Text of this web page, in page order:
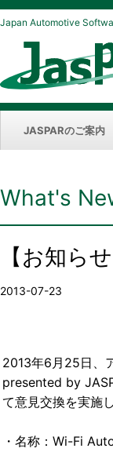
Japan Automotive
JASPARのご案内
What's
【お知ら
2013-07-23
2013年6月25日、
presented by
て意見交換を実施
・名称：Wi-Fi